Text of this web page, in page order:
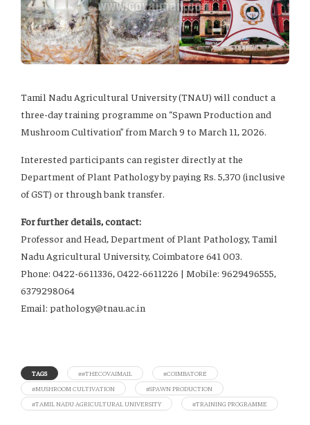
Tamil Nadu Agricultural University (TNAU) will conduct a
three-day training programme on “Spawn Production and
Mushroom Cultivation” from March 9 to March 11, 2026.
Interested participants can register directly at the
Department of Plant Pathology by paying Rs. 5,370 (inclusive
of GST) or through bank transfer.
For further details, contact:
Professor and Head, Department of Plant Pathology, Tamil
Nadu Agricultural University, Coimbatore 641 003.
Phone: 0422-6611336, 0422-6611226 | Mobile: 9629496555,
6379298064
Email: pathology@tnau.ac.in
TAGS ##THECOVAIMAIL
#COIMBATORE
#MUSHROOM CULTIVATION
#SPAWN PRODUCTION
#TAMIL NADU AGRICULTURAL UNIVERSITY
#TRAINING PROGRAMME